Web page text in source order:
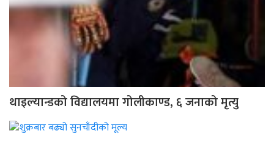
थाइल्यान्डको विद्यालयमा गोलीकाण्ड, ६ जनाको मृत्यु